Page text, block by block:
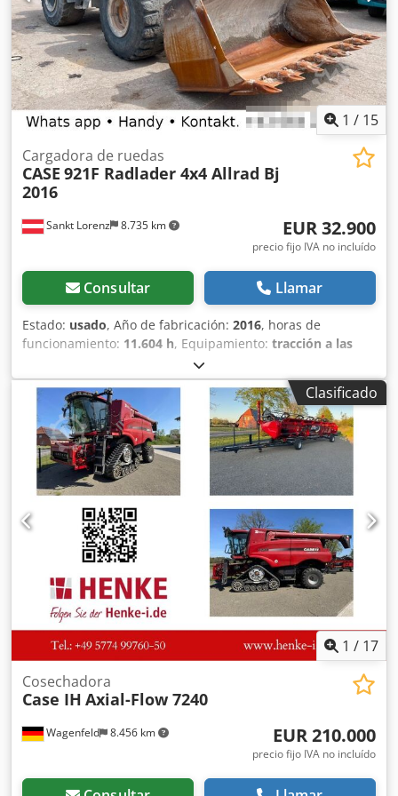
1 / 15
Sankt Lorenz 8.735 km
Cargadora de ruedas
CASE 921F Radlader 4x4 Allrad Bj
2016
EUR 32.900
precio fijo IVA no incluído
Consultar Llamar
Estado: usado, Año de fabricación: 2016, horas de
funcionamiento: 11.604 h, Equipamiento: tracción a las
, Llamar Dkodpfx Aekq Amfohusr (Contacto ·
Teléfono · Móvil · WhatsApp) * Cargadora de ruedas Case
921F 4x4 con tracción total * Calefacción / Aire
acondicionado * Año de fabricación: 2016 * Número de
identificación del vehículo (VIN): FNH921F1NGHE12139 *
Potencia: 190 kW * Peso en vacío: 19680 kg * Peso total:
21600 kg * Horas de uso: 11604 * Disponibles 3 unidades *
Precio bajo consulta * Toda la información proporcionada
no es vinculante.
Clasificado
1 / 17
Wagenfeld 8.456 km
Cosechadora
Case IH Axial-Flow 7240
EUR 210.000
precio fijo IVA no incluído